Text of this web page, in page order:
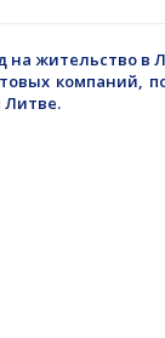
на жительство в
компаний,
Литве.